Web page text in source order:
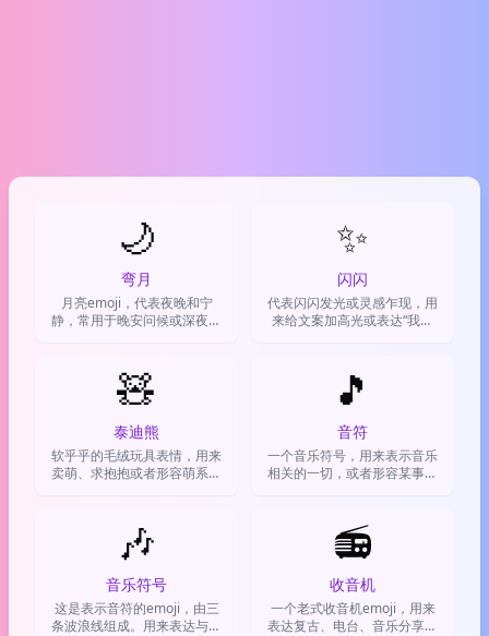
🌙
弯月
月亮emoji，代表夜晚和宁
静，常用于晚安问候或深夜发
✨
闪闪
代表闪闪发光或灵感乍现，用
来给文案加高光或表达“我超
🧸
泰迪熊
软乎乎的毛绒玩具表情，用来
卖萌、求抱抱或者形容萌系事
🎵
音符
一个音乐符号，用来表示音乐
相关的一切，或者形容某事很
🎶
音乐符号
这是表示音符的emoji，由三
条波浪线组成。用来表达与音
📻
收音机
一个老式收音机emoji，用来
表达复古、电台、音乐分享或